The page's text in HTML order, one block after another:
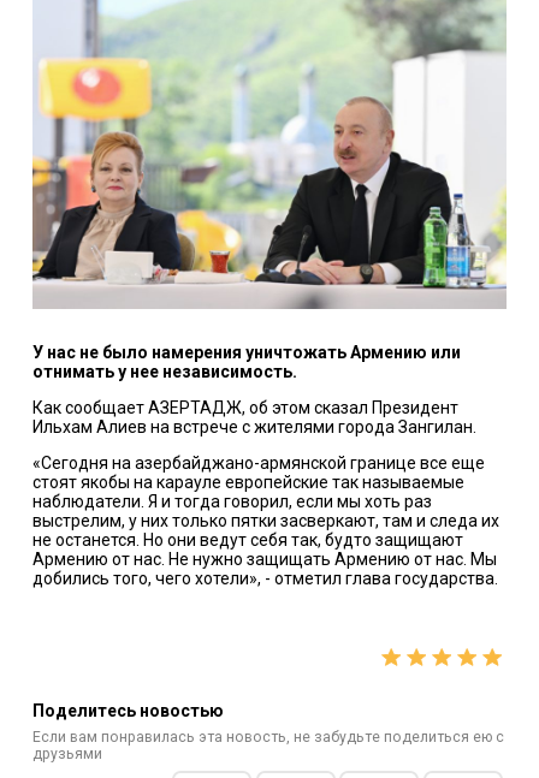
У нас не было намерения уничтожать Армению или
отнимать у нее независимость.
Как сообщает АЗЕРТАДЖ, об этом сказал Президент
Ильхам Алиев на встрече с жителями города Зангилан.
«Сегодня на азербайджано-армянской границе все еще
стоят якобы на карауле европейские так называемые
наблюдатели. Я и тогда говорил, если мы хоть раз
выстрелим, у них только пятки засверкают, там и следа их
не останется. Но они ведут себя так, будто защищают
Армению от нас. Не нужно защищать Армению от нас. Мы
добились того, чего хотели», - отметил глава государства.
Поделитесь новостью
Если вам понравилась эта новость, не забудьте поделиться ею с
друзьями